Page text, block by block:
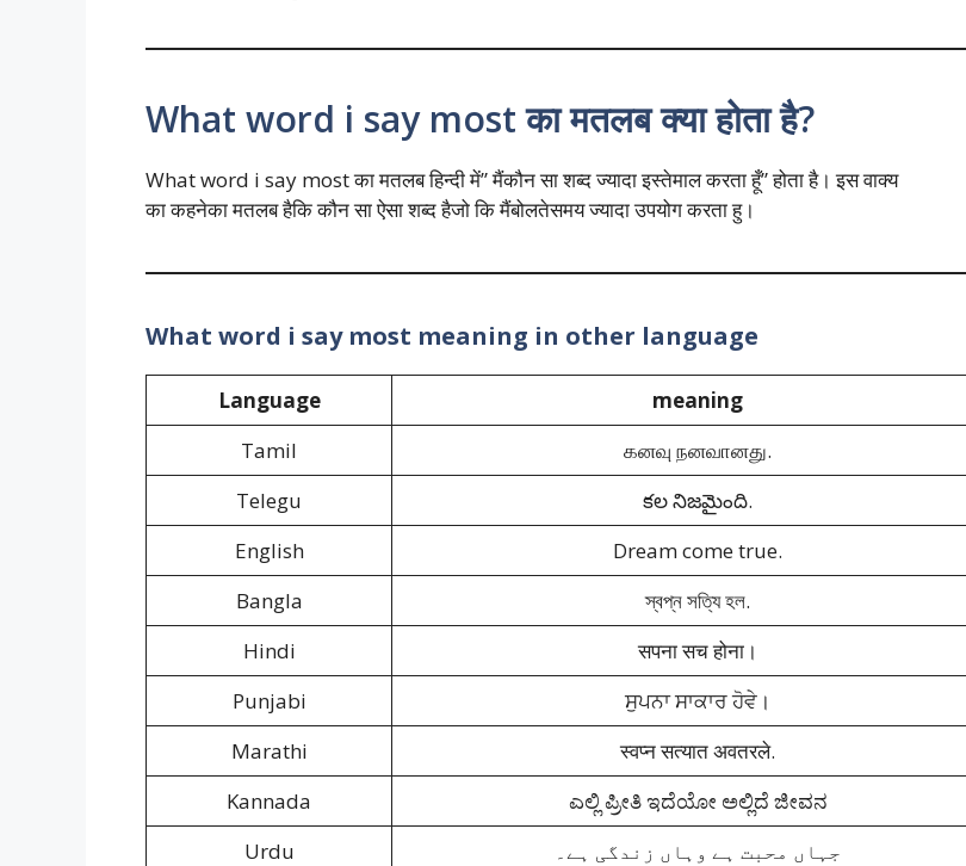
What word i say most का मतलब क्या होता है?
What word i say most का मतलब हिन्दी में” मैंकौन सा शब्द ज्यादा इस्तेमाल करता हूँ” होता है। इस वाक्य
का कहनेका मतलब हैकि कौन सा ऐसा शब्द हैजो कि मैंबोलतेसमय ज्यादा उपयोग करता हु।
What word i say most meaning in other language
Language
meaning
Tamil
கனவு நனவானது.
Telegu
కల నిజమైంది.
English
Dream come true.
Bangla
স্বপ্ন সত্যি হল.
Hindi
सपना सच होना।
Punjabi
ਸੁਪਨਾ ਸਾਕਾਰ ਹੋਵੇ।
Marathi
स्वप्न सत्यात अवतरले.
Kannada
ಎಲ್ಲಿ ಪ್ರೀತಿ ಇದೆಯೋ ಅಲ್ಲಿದೆ ಜೀವನ
Urdu
جہاں محبت ہے وہاں زندگی ہے۔